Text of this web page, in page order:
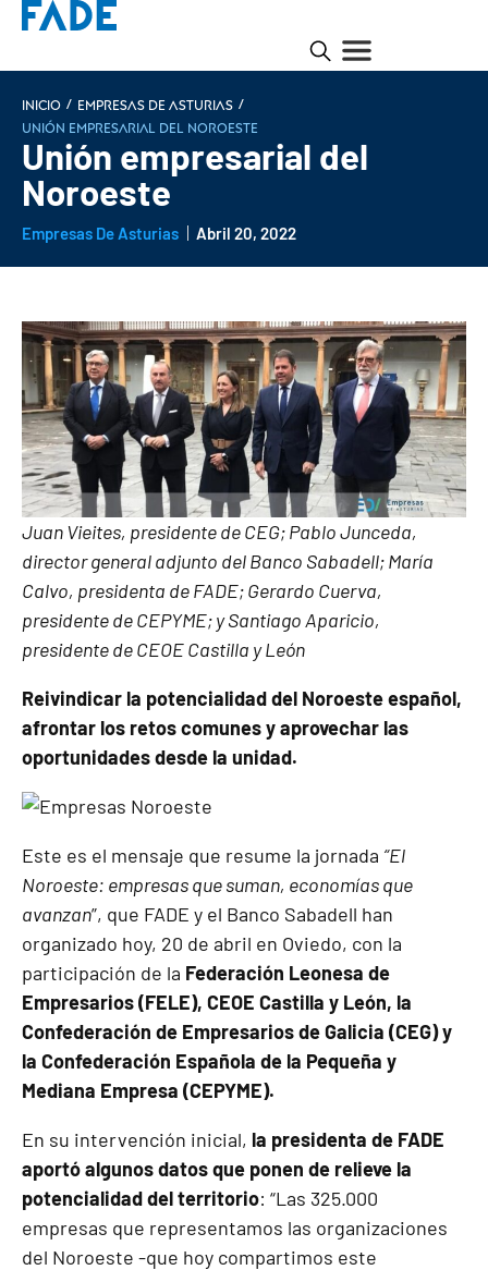
INICIO / Empresas de Asturias /
Unión empresarial del Noroeste
Unión empresarial del
Noroeste
Empresas De Asturias Abril 20, 2022
Juan Vieites, presidente de CEG; Pablo Junceda,
director general adjunto del Banco Sabadell; María
Calvo, presidenta de FADE; Gerardo Cuerva,
presidente de CEPYME; y Santiago Aparicio,
presidente de CEOE Castilla y León
Reivindicar la potencialidad del Noroeste español,
afrontar los retos comunes y aprovechar las
oportunidades desde la unidad.
Este es el mensaje que resume la jornada “El
Noroeste: empresas que suman, economías que
avanzan”, que FADE y el Banco Sabadell han
organizado hoy, 20 de abril en Oviedo, con la
participación de la Federación Leonesa de
Empresarios (FELE), CEOE Castilla y León, la
Confederación de Empresarios de Galicia (CEG) y
la Confederación Española de la Pequeña y
Mediana Empresa (CEPYME).
En su intervención inicial, la presidenta de FADE
aportó algunos datos que ponen de relieve la
potencialidad del territorio: “Las 325.000
empresas que representamos las organizaciones
del Noroeste -que hoy compartimos este